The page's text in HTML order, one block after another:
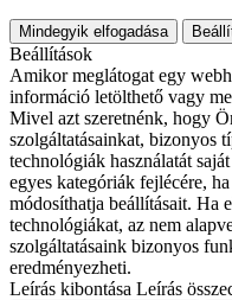
Mindegyik elfogadása
Beállítások
Amikor meglátogat egy
információ letölthető vagy
Mivel azt szeretnénk, hogy
szolgáltatásainkat, bizonyos
technológiák használatát
egyes kategóriák fejlécére,
módosíthatja beállításait. Ha
technológiákat, az nem
szolgáltatásaink bizonyos
eredményezheti.
Leírás kibontása Leírás